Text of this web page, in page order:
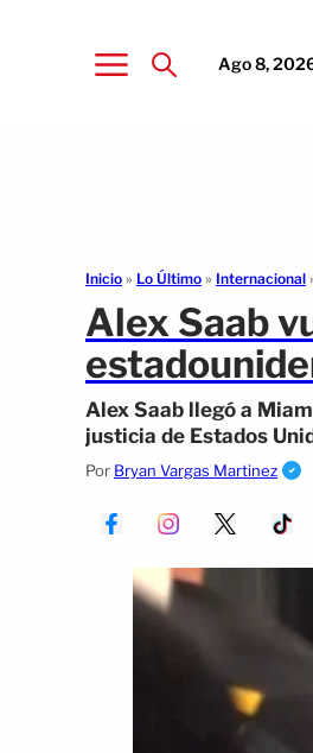
Ago 8,
Inicio » Lo Último » Internacional
Alex Saab
Alex Saab llegó a
justicia de Estados
Por Bryan Vargas Martinez